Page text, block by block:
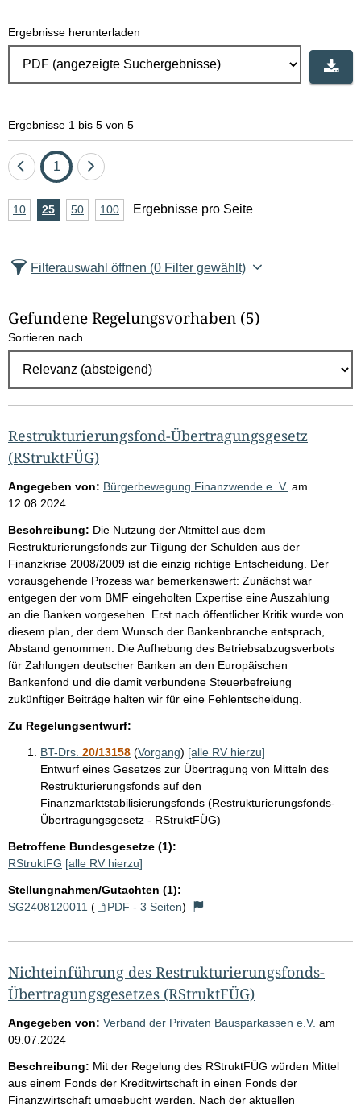
Ergebnisse herunterladen
Ergebnisse 1 bis 5 von 5
Eine
zurück
Seite
1
Eine
vor
A
z
l
E
g
e
b
n
i
s
s
e
p
r
o
S
e
i
t
e
10Ergebnisse
25Ergebnisse
50Ergebnisse
100Ergebnisse
Ergebnisse pro Seite
Filterauswahl öffnen (0 Filter gewählt)
Gefundene Regelungsvorhaben (5)
Sortieren nach
Restrukturierungsfond-Übertragungsgesetz
(RStruktFÜG)
Angegeben von: Bürgerbewegung Finanzwende e. V. am
12.08.2024
Beschreibung: Die Nutzung der Altmittel aus dem
Restrukturierungsfonds zur Tilgung der Schulden aus der
Finanzkrise 2008/2009 ist die einzig richtige Entscheidung. Der
vorausgehende Prozess war bemerkenswert: Zunächst war
entgegen der vom BMF eingeholten Expertise eine Auszahlung
an die Banken vorgesehen. Erst nach öffentlicher Kritik wurde von
diesem plan, der dem Wunsch der Bankenbranche entsprach,
Abstand genommen. Die Aufhebung des Betriebsabzugsverbots
für Zahlungen deutscher Banken an den Europäischen
Bankenfond und die damit verbundene Steuerbefreiung
zukünftiger Beiträge halten wir für eine Fehlentscheidung.
Zu Regelungsentwurf:
BT-Drs. 20/13158 (Vorgang) [alle RV hierzu]
Entwurf eines Gesetzes zur Übertragung von Mitteln des
Restrukturierungsfonds auf den
Finanzmarktstabilisierungsfonds (Restrukturierungsfonds-
Übertragungsgesetz - RStruktFÜG)
Betroffene Bundesgesetze (1):
RStruktFG [alle RV hierzu]
Stellungnahmen/Gutachten (1):
SG2408120011 ( PDF - 3 Seiten)
Nichteinführung des Restrukturierungsfonds-
Übertragungsgesetzes (RStruktFÜG)
Angegeben von: Verband der Privaten Bausparkassen e.V. am
09.07.2024
Beschreibung: Mit der Regelung des RStruktFÜG würden Mittel
aus einem Fonds der Kreditwirtschaft in einen Fonds der
Finanzwirtschaft umgebucht werden. Nach der aktuellen